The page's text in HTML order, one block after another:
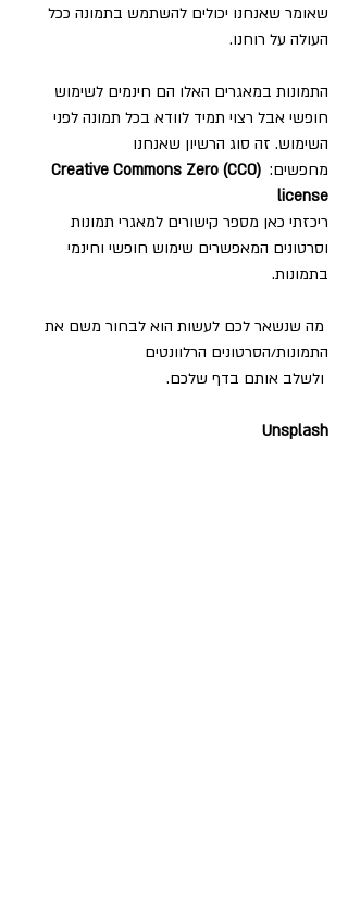
שאומר שאנחנו יכולים להשתמש בתמונה ככל
העולה על רוחנו.
התמונות במאגרים האלו הם חינמים לשימוש
חופשי אבל רצוי תמיד לוודא בכל תמונה לפני
השימוש. זה סוג הרשיון שאנחנו
מחפשים: Creative Commons Zero (CC0)
license
ריכזתי כאן מספר קישורים למאגרי תמונות
וסרטונים המאפשרים שימוש חופשי וחינמי
בתמונות.
מה שנשאר לכם לעשות הוא לבחור משם את
התמונות/הסרטונים הרלוונטים
Unsplash